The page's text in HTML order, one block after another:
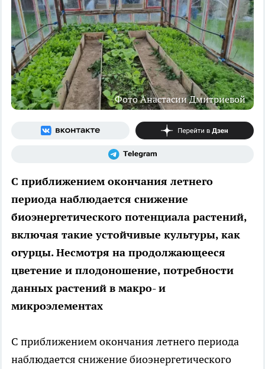
Фото Анастасии Дмитриевой
С приближением окончания летнего
периода наблюдается снижение
биоэнергетического потенциала растений,
включая такие устойчивые культуры, как
огурцы. Несмотря на продолжающееся
цветение и плодоношение, потребности
данных растений в макро- и
микроэлементах
С приближением окончания летнего периода
наблюдается снижение биоэнергетического